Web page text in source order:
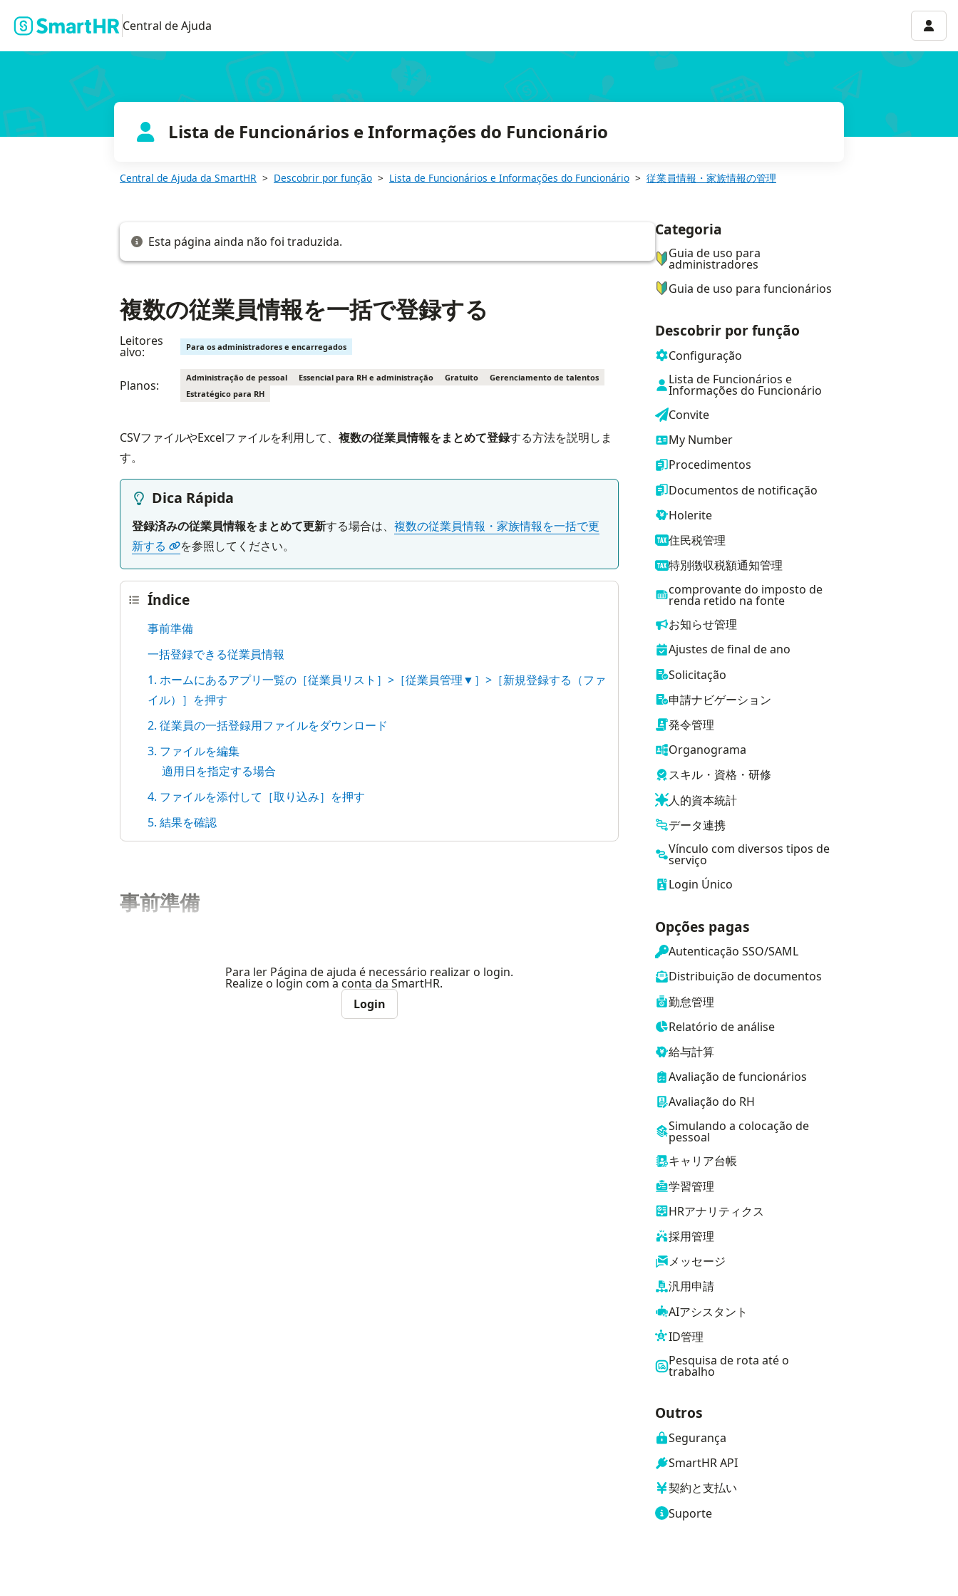
Central de Ajuda
Lista de Funcionários e Informações do Funcionário
Central de Ajuda da SmartHR Descobrir por função Lista de Funcionários e Informações do Funcionário 従業員情報・家族情報の管理
Esta página ainda não foi traduzida.
複数の従業員情報を一括で登録する
Leitores
alvo: Para os administradores e encarregados
Planos:
Administração de pessoal Essencial para RH e administração Gratuito
Gerenciamento de talentos
Estratégico para RH
CSVファイルやExcelファイルを利用して、 複数の従業員情報をまとめて登録する方法を説明しま
す。
Dica Rápida
登録済みの従業員情報をまとめて更新する場合は、 複数の従業員情報・家族情報を一括で更
新する
を参照してください。
Índice
事前準備
一括登録できる従業員情報
1. ホームにあるアプリ一覧の［従業員リスト］>［従業員管理▼］>［新規登録する（ファ
イル）］を押す
2. 従業員の一括登録用ファイルをダウンロード
3. ファイルを編集
適用日を指定する場合
4. ファイルを添付して［取り込み］を押す
5. 結果を確認
事前準備
Para ler Página de ajuda é necessário realizar o login.
Realize o login com a conta da SmartHR.
Login
ナビゲーションメニュー
Categoria
Guia de uso para
administradores
Guia de uso para funcionários
Descobrir por função
Configuração
Lista de Funcionários e
Informações do Funcionário
Convite
My Number
Procedimentos
Documentos de notificação
Holerite
住民税管理
特別徴収税額通知管理
comprovante do imposto de
renda retido na fonte
お知らせ管理
Ajustes de final de ano
Solicitação
申請ナビゲーション
発令管理
Organograma
スキル・資格・研修
人的資本統計
データ連携
Vínculo com diversos tipos de
serviço
Login Único
Opções pagas
Autenticação SSO/SAML
Distribuição de documentos
勤怠管理
Relatório de análise
給与計算
Avaliação de funcionários
Avaliação do RH
Simulando a colocação de
pessoal
キャリア台帳
学習管理
HRアナリティクス
採用管理
メッセージ
汎用申請
AIアシスタント
ID管理
Pesquisa de rota até o
trabalho
Outros
Segurança
SmartHR API
契約と支払い
Suporte